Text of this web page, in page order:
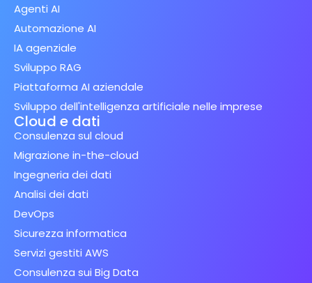
Agenti AI
Automazione AI
IA agenziale
Sviluppo RAG
Piattaforma AI aziendale
Sviluppo dell'intelligenza artificiale nelle imprese
Cloud e dati
Consulenza sul cloud
Migrazione in-the-cloud
Ingegneria dei dati
Analisi dei dati
DevOps
Sicurezza informatica
Servizi gestiti AWS
Consulenza sui Big Data